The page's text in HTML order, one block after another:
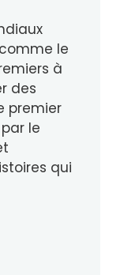
le
à
des
premier
le
qui